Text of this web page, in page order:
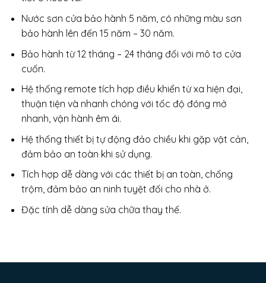
Nước sơn cửa bảo hành 5 năm, có những màu sơn
bảo hành lên đến 15 năm – 30 năm.
Bảo hành từ 12 tháng – 24 tháng đối với mô tơ cửa
cuốn.
Hệ thống remote tích hợp điều khiển từ xa hiện đại,
thuận tiện và nhanh chóng với tốc độ đóng mở
nhanh, vận hành êm ái.
Hệ thống thiết bị tự động đảo chiều khi gặp vật cản,
đảm bảo an toàn khi sử dụng.
Tích hợp dễ dàng với các thiết bị an toàn, chống
trộm, đảm bảo an ninh tuyệt đối cho nhà ở.
Đặc tính dễ dàng sửa chữa thay thế.